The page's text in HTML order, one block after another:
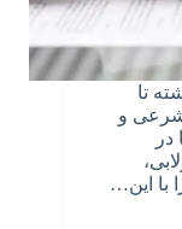
تا
و
با این…